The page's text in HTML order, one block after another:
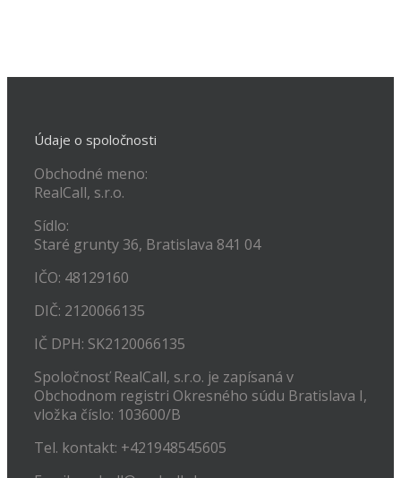
Údaje o spoločnosti
Obchodné meno:
RealCall, s.r.o.
Sídlo:
Staré grunty 36, Bratislava 841 04
IČO: 48129160
DIČ: 2120066135
IČ DPH: SK2120066135
Spoločnosť RealCall, s.r.o. je zapísaná v
Obchodnom registri Okresného súdu Bratislava I,
vložka číslo: 103600/B
Tel. kontakt: +421948545605